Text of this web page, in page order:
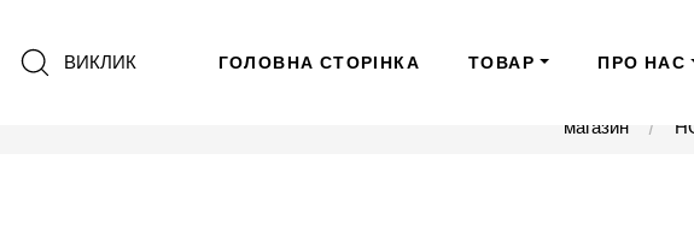
ВИКЛИК ГОЛОВНА СТОРІНКА ТОВАР ПРО НАС
магазин